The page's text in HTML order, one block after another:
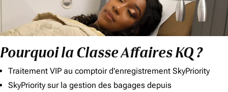
Pourquoi la Classe Affaires KQ ?
Traitement VIP au comptoir d'enregistrement SkyPriority
SkyPriority sur la gestion des bagages depuis